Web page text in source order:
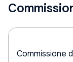
Commissione